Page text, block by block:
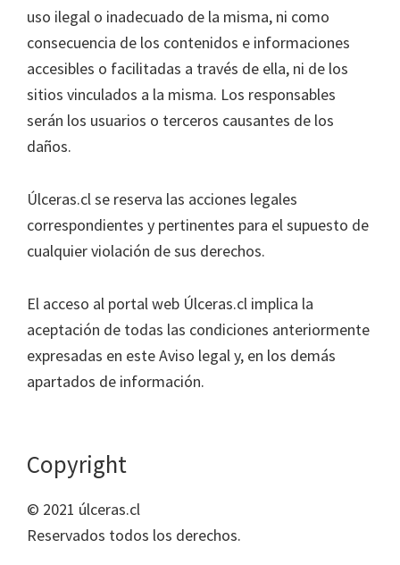
uso ilegal o inadecuado de la misma, ni como
consecuencia de los contenidos e informaciones
accesibles o facilitadas a través de ella, ni de los
sitios vinculados a la misma. Los responsables
serán los usuarios o terceros causantes de los
daños.
Úlceras.cl se reserva las acciones legales
correspondientes y pertinentes para el supuesto de
cualquier violación de sus derechos.
El acceso al portal web Úlceras.cl implica la
aceptación de todas las condiciones anteriormente
expresadas en este Aviso legal y, en los demás
apartados de información.
Copyright
© 2021 úlceras.cl
Reservados todos los derechos.